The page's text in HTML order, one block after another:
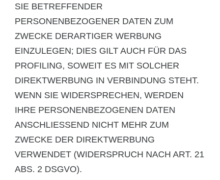
SIE BETREFFENDER
PERSONENBEZOGENER DATEN ZUM
ZWECKE DERARTIGER WERBUNG
EINZULEGEN; DIES GILT AUCH FÜR DAS
PROFILING, SOWEIT ES MIT SOLCHER
DIREKTWERBUNG IN VERBINDUNG STEHT.
WENN SIE WIDERSPRECHEN, WERDEN
IHRE PERSONENBEZOGENEN DATEN
ANSCHLIESSEND NICHT MEHR ZUM
ZWECKE DER DIREKTWERBUNG
VERWENDET (WIDERSPRUCH NACH ART. 21
ABS. 2 DSGVO).